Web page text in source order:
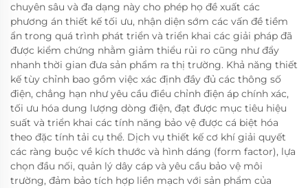
chuyên sâu và đa dạng này cho phép họ đề xuất các
phương án thiết kế tối ưu, nhận diện sớm các vấn đề tiềm
ẩn trong quá trình phát triển và triển khai các giải pháp đã
được kiểm chứng nhằm giảm thiểu rủi ro cũng như đẩy
nhanh thời gian đưa sản phẩm ra thị trường. Khả năng thiết
kế tùy chỉnh bao gồm việc xác định đầy đủ các thông số
điện, chẳng hạn như yêu cầu điều chỉnh điện áp chính xác,
tối ưu hóa dung lượng dòng điện, đạt được mục tiêu hiệu
suất và triển khai các tính năng bảo vệ được cá biệt hóa
theo đặc tính tải cụ thể. Dịch vụ thiết kế cơ khí giải quyết
các ràng buộc về kích thước và hình dáng (form factor), lựa
chọn đầu nối, quản lý dây cáp và yêu cầu bảo vệ môi
trường, đảm bảo tích hợp liền mạch với sản phẩm của